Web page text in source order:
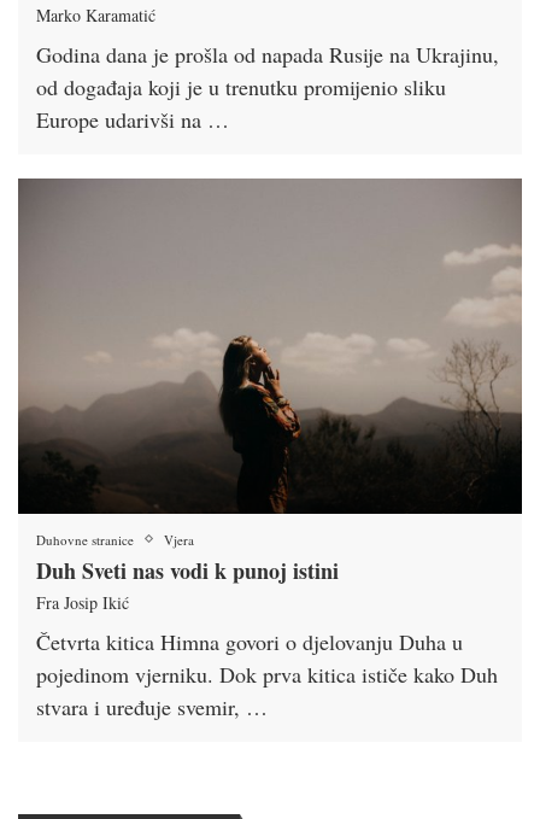
Marko Karamatić
Godina dana je prošla od napada Rusije na Ukrajinu,
od događaja koji je u trenutku promijenio sliku
Europe udarivši na …
Duhovne stranice Vjera
Duh Sveti nas vodi k punoj istini
Fra Josip Ikić
Četvrta kitica Himna govori o djelovanju Duha u
pojedinom vjerniku. Dok prva kitica ističe kako Duh
stvara i uređuje svemir, …